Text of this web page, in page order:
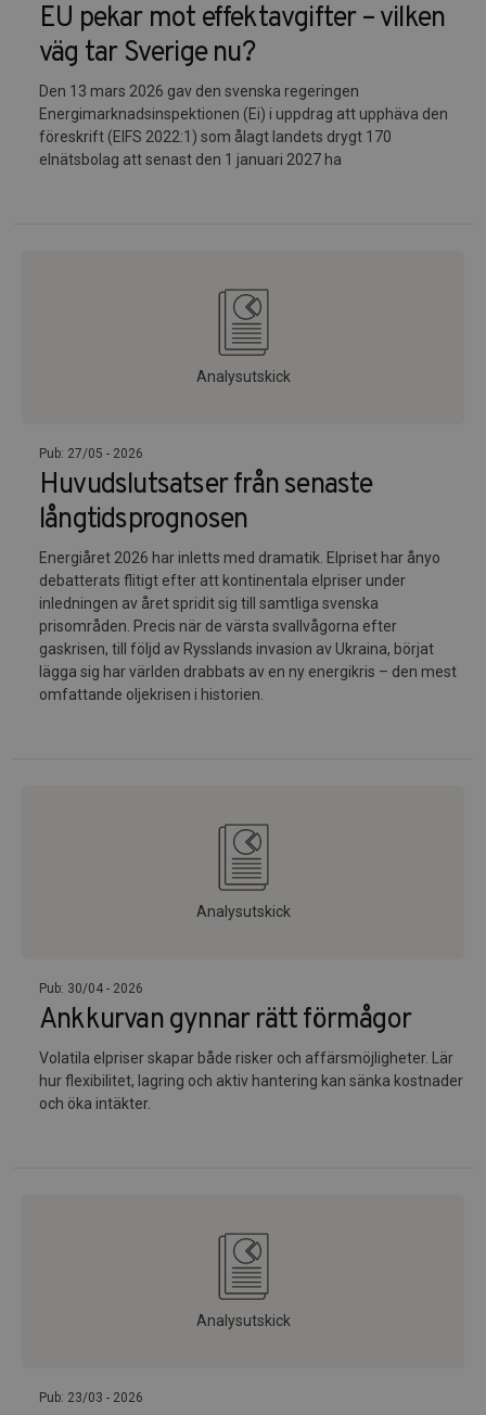
EU pekar mot effektavgifter – vilken
väg tar Sverige nu?
Den 13 mars 2026 gav den svenska regeringen
Energimarknadsinspektionen (Ei) i uppdrag att upphäva den
föreskrift (EIFS 2022:1) som ålagt landets drygt 170
elnätsbolag att senast den 1 januari 2027 ha
Analysutskick
Pub: 27/05 - 2026
Huvudslutsatser från senaste
långtidsprognosen
Energiåret 2026 har inletts med dramatik. Elpriset har ånyo
debatterats flitigt efter att kontinentala elpriser under
inledningen av året spridit sig till samtliga svenska
prisområden. Precis när de värsta svallvågorna efter
gaskrisen, till följd av Rysslands invasion av Ukraina, börjat
lägga sig har världen drabbats av en ny energikris – den mest
omfattande oljekrisen i historien.
Analysutskick
Pub: 30/04 - 2026
Ankkurvan gynnar rätt förmågor
Volatila elpriser skapar både risker och affärsmöjligheter. Lär
hur flexibilitet, lagring och aktiv hantering kan sänka kostnader
och öka intäkter.
Analysutskick
Pub: 23/03 - 2026